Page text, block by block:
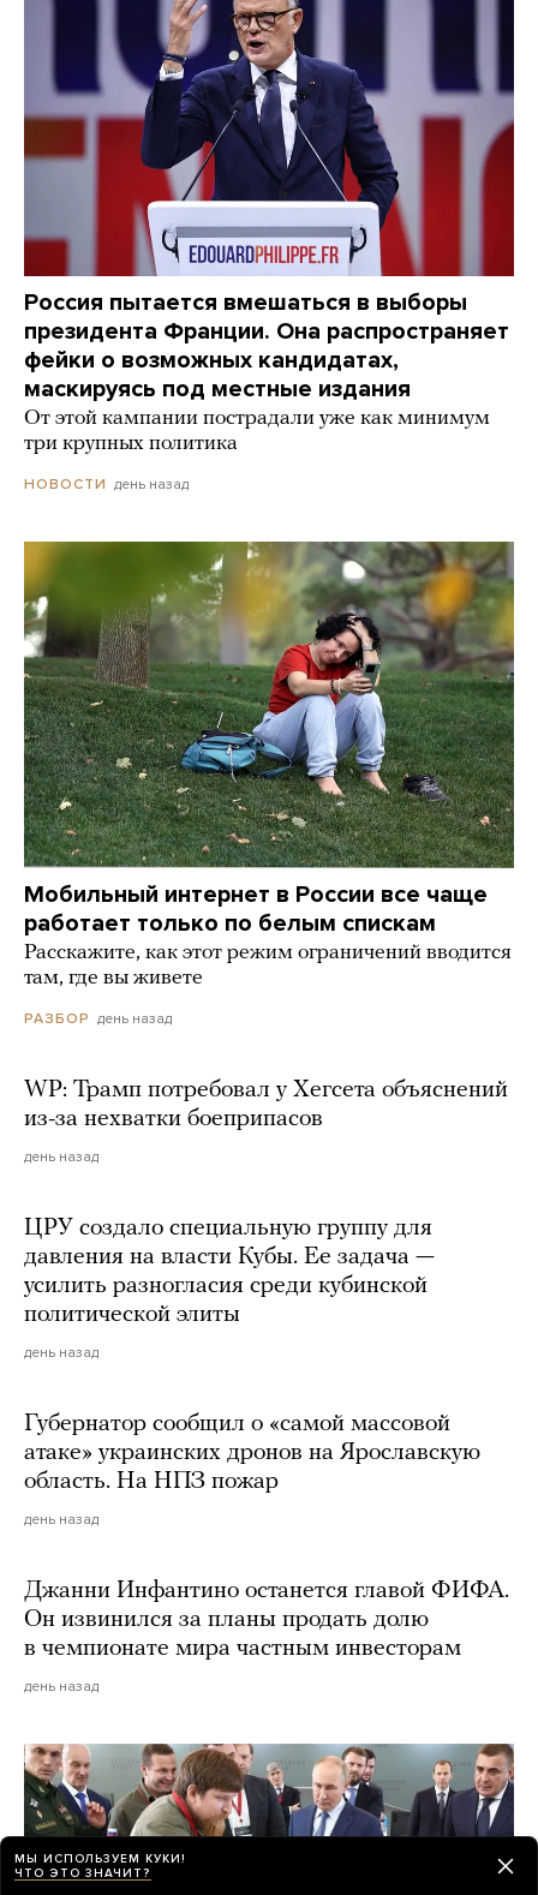
Россия пытается вмешаться в выборы
президента Франции. Она распространяет
фейки о возможных кандидатах,
маскируясь под местные издания
От этой кампании пострадали уже как минимум
три крупных политика
НОВОСТИ день назад
Мобильный интернет в России все чаще
работает только по белым спискам
Расскажите, как этот режим ограничений вводится
там, где вы живете
РАЗБОР день назад
WP: Трамп потребовал у Хегсета объяснений
из-за нехватки боеприпасов
день назад
ЦРУ создало специальную группу для
давления на власти Кубы. Ее задача —
усилить разногласия среди кубинской
политической элиты
день назад
Губернатор сообщил о «самой массовой
атаке» украинских дронов на Ярославскую
область. На НПЗ пожар
день назад
Джанни Инфантино останется главой ФИФА.
Он извинился за планы продать долю
в чемпионате мира частным инвесторам
день назад
МЫ ИСПОЛЬЗУЕМ КУКИ!
ЧТО ЭТО ЗНАЧИТ?